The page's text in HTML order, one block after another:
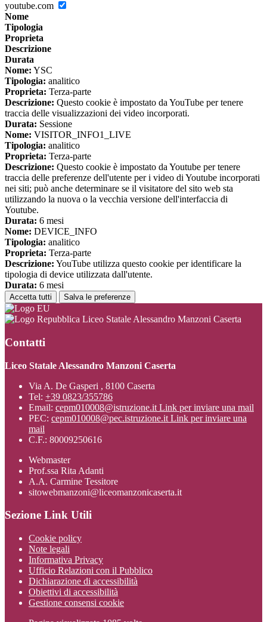
youtube.com
Nome
Tipologia
Proprieta
Descrizione
Durata
Nome: YSC
Tipologia: analitico
Proprieta: Terza-parte
Descrizione: Questo cookie è impostato da YouTube per tenere
traccia delle visualizzazioni dei video incorporati.
Durata: Sessione
Nome: VISITOR_INFO1_LIVE
Tipologia: analitico
Proprieta: Terza-parte
Descrizione: Questo cookie è impostato da Youtube per tenere
traccia delle preferenze dell'utente per i video di Youtube incorporati
nei siti; può anche determinare se il visitatore del sito web sta
utilizzando la nuova o la vecchia versione dell'interfaccia di
Youtube.
Durata: 6 mesi
Nome: DEVICE_INFO
Tipologia: analitico
Proprieta: Terza-parte
Descrizione: YouTube utilizza questo cookie per identificare la
tipologia di device utilizzata dall'utente.
Durata: 6 mesi
Accetta tutti Salva le preferenze
Liceo Statale Alessandro Manzoni Caserta
Contatti
Liceo Statale Alessandro Manzoni Caserta
Via A. De Gasperi , 8100 Caserta
Tel: +39 0823/355786
Email: cepm010008@istruzione.it Link per inviare una mail
PEC: cepm010008@pec.istruzione.it Link per inviare una
mail
C.F.: 80009250616
Webmaster
Prof.ssa Rita Adanti
A.A. Carmine Tessitore
sitowebmanzoni@liceomanzonicaserta.it
Sezione Link Utili
Cookie policy
Note legali
Informativa Privacy
Ufficio Relazioni con il Pubblico
Dichiarazione di accessibilità
Obiettivi di accessibilità
Gestione consensi cookie